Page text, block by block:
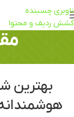
ناوبری چسبنده
کشش ردیف و محتوا
بهترین